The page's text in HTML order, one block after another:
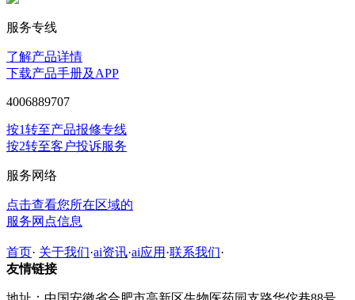
服务专线
了解产品详情
下载产品手册及APP
4006889707
按1转至产品报修专线
按2转至客户投诉服务
服务网络
点击查看您所在区域的
服务网点信息
首页· 关于我们·ai资讯·ai应用 ·联系我们·
友情链接